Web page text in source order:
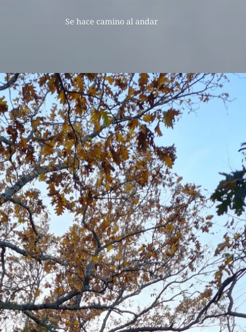
Se hace camino al andar